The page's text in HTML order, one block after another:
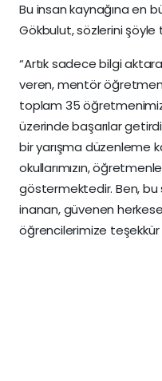
Bu insan kaynağına en
Gökbulut, sözlerini şöyle
“Artık sadece bilgi
veren, mentör
toplam 35
üzerinde başarılar
bir yarışma düzenleme
okullarımızın,
göstermektedir. Ben, bu
inanan, güvenen
öğrencilerimize teşekkür